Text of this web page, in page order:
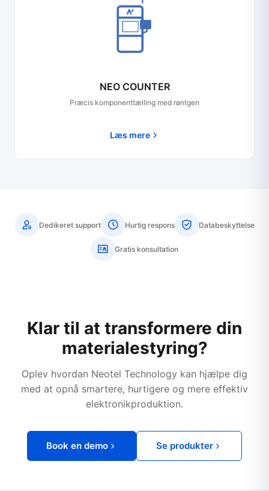
NEO COUNTER
Præcis komponenttælling med røntgen
Læs mere
Dedikeret support Hurtig respons Databeskyttelse
Gratis konsultation
Klar til at transformere din
materialestyring?
Oplev hvordan Neotel Technology kan hjælpe dig
med at opnå smartere, hurtigere og mere effektiv
elektronikproduktion.
Book en demo Se produkter